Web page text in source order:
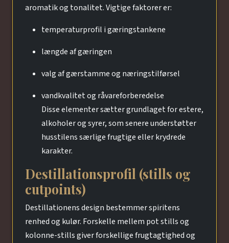
aromatik og tonalitet. Vigtige faktorer er:
temperaturprofil i gæringstankene
længde af gæringen
valg af gærstamme og næringstilførsel
vandkvalitet og råvareforberedelse
Disse elementer sætter grundlaget for estere,
alkoholer og syrer, som senere understøtter
husstilens særlige frugtige eller krydrede
karakter.
Destillationsprofil (stills og
cutpoints)
Destillationens design bestemmer spiritens
renhed og kulør. Forskelle mellem pot stills og
kolonne-stills giver forskellige frugtagtighed og